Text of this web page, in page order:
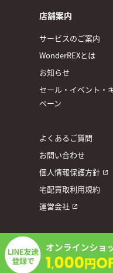
店舗案内
サービスのご案内
WonderREXとは
お知らせ
セール・イベント・
ペーン
よくあるご質問
お問い合わせ
個人情報保護方針
宅配買取利用規約
運営会社